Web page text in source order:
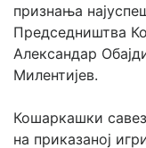
признања
Председништва
Александар
Милентијев.
Кошаркашки
на приказаној